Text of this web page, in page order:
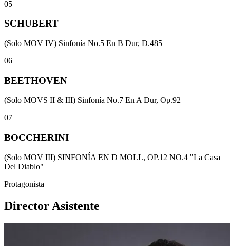
05
SCHUBERT
(Solo MOV IV) Sinfonía No.5 En B Dur, D.485
06
BEETHOVEN
(Solo MOVS II & III) Sinfonía No.7 En A Dur, Op.92
07
BOCCHERINI
(Solo MOV III) SINFONÍA EN D MOLL, OP.12 NO.4 "La Casa
Del Diablo"
Protagonista
Director Asistente